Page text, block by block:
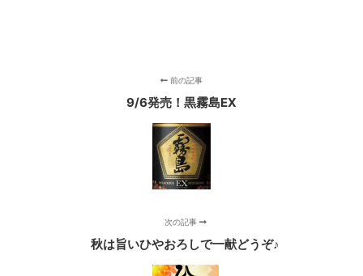
前の記事
9/6発売！黒霧島EX
次の記事
秋は旨いひやおろしで一献どうぞ♪